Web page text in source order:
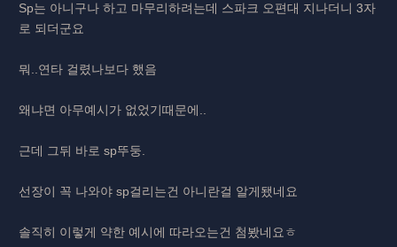
Sp는 아니구나 하고 마무리하려는데 스파크 오편대 지나더니 3자
로 되더군요
뭐..연타 걸렸나보다 했음
왜냐면 아무예시가 없었기때문에..
근데 그뒤 바로 sp뚜둥.
선장이 꼭 나와야 sp걸리는건 아니란걸 알게됐네요
솔직히 이렇게 약한 예시에 따라오는건 첨봤네요ㅎ